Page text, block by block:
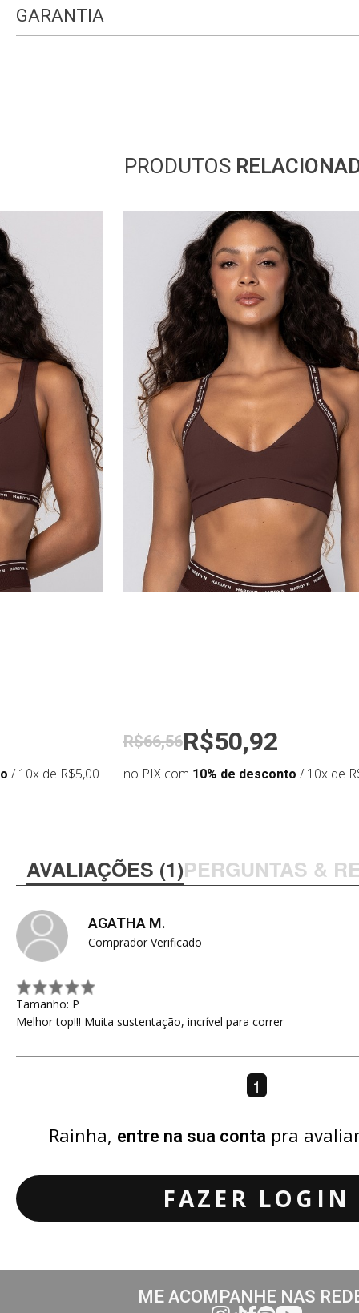
Medidas da modelo:
•Altura: 168cm
•Busto: 89cm
Cintura: 66cm
Quadril: 97cm
GARANTIA
PRODUTOS
/ 10x de R$5,00
R$66,56R$50,92
no PIX com 10% de desconto / 10x de
AVALIAÇÕES (1)PERGUNTAS &
AGATHA M.
Comprador Verificado
Tamanho: P
Melhor top!!! Muita sustentação, incrível para correr
1
Rainha, entre na sua conta pra
FAZER LOGIN
ME ACOMPANHE NAS